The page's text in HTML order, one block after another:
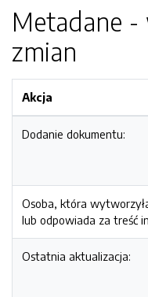
Metadane -
zmian
Akcja
Dodanie dokumentu:
Osoba, która
lub odpowiada za treść
Ostatnia aktualizacja: